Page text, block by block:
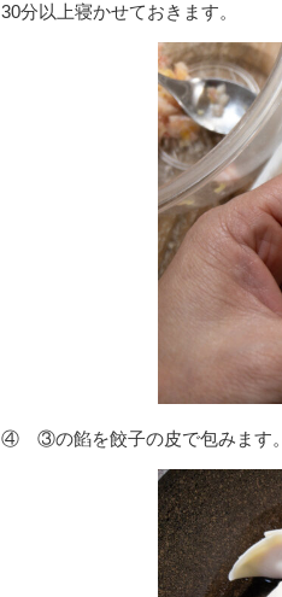
30分以上寝かせておきます。
④ ③の餡を餃子の皮で包みます。